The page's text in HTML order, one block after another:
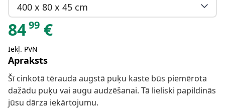
400 x 80 x 45 cm
8499 €
Iekļ. PVN
Apraksts
Šī cinkotā tērauda augstā puķu kaste būs piemērota
dažādu puķu vai augu audzēšanai. Tā lieliski papildinās
jūsu dārza iekārtojumu.